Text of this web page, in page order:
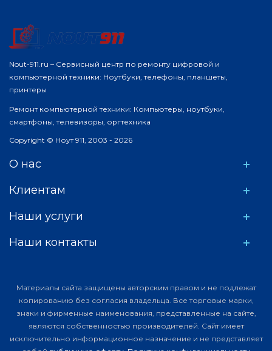
Nout-911.ru – Сервисный центр по ремонту цифровой и
компьютерной техники: Ноутбуки, телефоны, планшеты,
принтеры
Ремонт компьютерной техники: Компьютеры, ноутбуки,
смартфоны, телевизоры, оргтехника
Copyright © Ноут 911, 2003 - 2026
О нас
Клиентам
Наши услуги
Наши контакты
Материалы сайта защищены авторским правом и не подлежат
копированию без согласия владельца. Все торговые марки,
знаки и фирменные наименования, представленные на сайте,
являются собственностью производителей. Сайт имеет
исключительно информационное назначение и не представляет